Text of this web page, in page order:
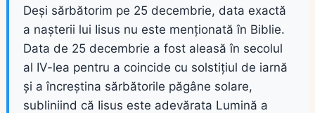
Deși sărbătorim pe 25 decembrie, data exactă
a nașterii lui Iisus nu este menționată în Biblie.
Data de 25 decembrie a fost aleasă în secolul
al IV-lea pentru a coincide cu solstițiul de iarnă
și a încreștina sărbătorile păgâne solare,
subliniind că Iisus este adevărata Lumină a